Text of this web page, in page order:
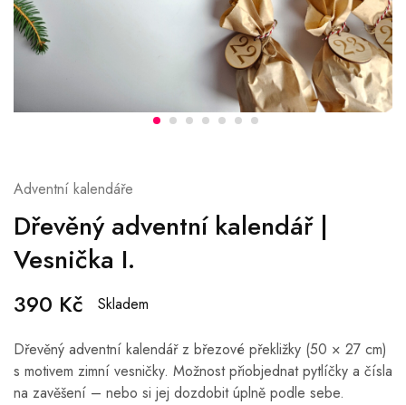
Adventní kalendáře
Dřevěný adventní kalendář |
Vesnička I.
390 Kč Skladem
Dřevěný adventní kalendář z březové překližky (50 × 27 cm)
s motivem zimní vesničky. Možnost přiobjednat pytlíčky a čísla
na zavěšení – nebo si jej dozdobit úplně podle sebe.